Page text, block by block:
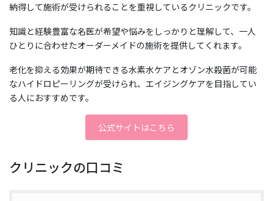
納得して施術が受けられることを重視しているクリニックです。
知識と経験豊富な名医が希望や悩みをしっかりと理解して、一人
ひとりに合わせたオーダーメイドの施術を提供してくれます。
老化を抑える効果が期待できる水素水ケアとオゾン水殺菌が可能
なハイドロピーリングが受けられ、エイジングケアを目指してい
る人におすすめです。
公式サイトはこちら
クリニックの口コミ